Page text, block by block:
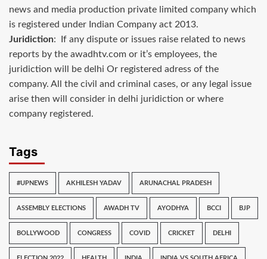
news and media production private limited company which
is registered under Indian Company act 2013.
Juridiction: If any dispute or issues raise related to news
reports by the awadhtv.com or it’s employees, the
juridiction will be delhi Or registered adress of the
company. All the civil and criminal cases, or any legal issue
arise then will consider in delhi juridiction or where
company registered.
Tags
#UPNEWS AKHILESH YADAV ARUNACHAL PRADESH
ASSEMBLY ELECTIONS AWADH TV AYODHYA BCCI BJP
BOLLYWOOD CONGRESS COVID CRICKET DELHI